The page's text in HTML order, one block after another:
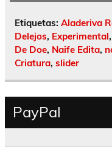
Etiquetas: Aladeriva
Delejos, Experimental,
De Doe, Naife Edita,
Criatura, slider
PayPal